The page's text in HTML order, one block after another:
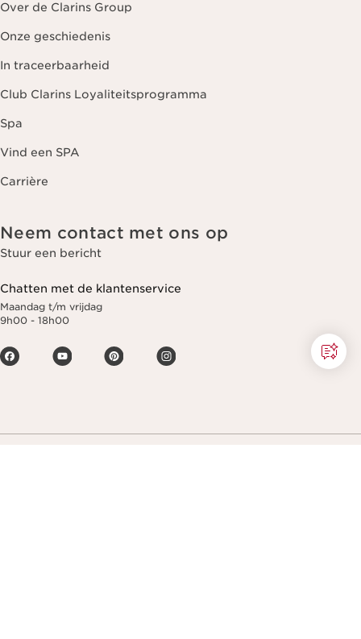
Over de Clarins Group
Onze geschiedenis
In traceerbaarheid
Club Clarins Loyaliteitsprogramma
Spa
Vind een SPA
Carrière
Neem contact met ons op
Stuur een bericht
Chatten met de klantenservice
Maandag t/m vrijdag
9h00 - 18h00